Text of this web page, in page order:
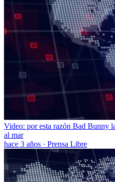
Video: por esta razón Bad Bunny
al mar
hace 3 años · Prensa Libre